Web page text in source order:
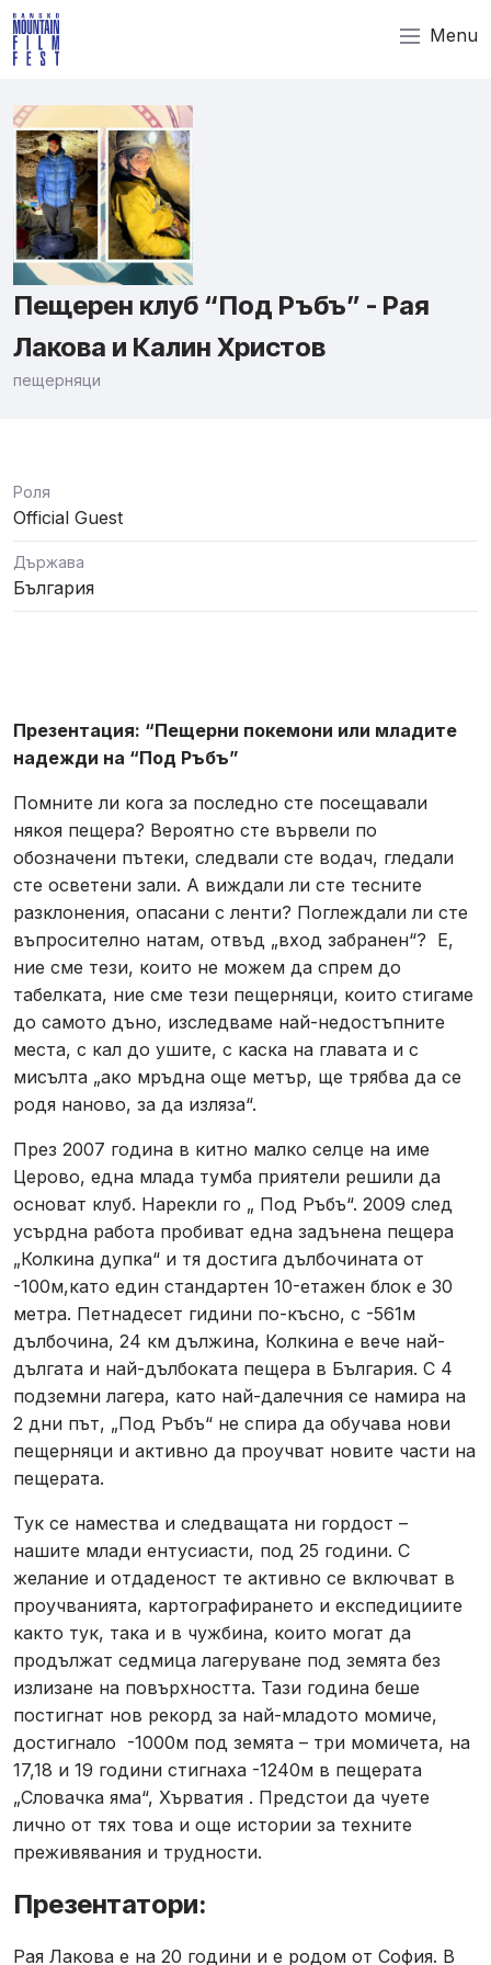
Menu
Пещерен клуб “Под Ръбъ” - Рая
Лакова и Калин Христов
пещерняци
Роля
Official Guest
Държава
България
Презентация: “Пещерни покемони или младите
надежди на “Под Ръбъ”
Помните ли кога за последно сте посещавали
някоя пещера? Вероятно сте вървели по
обозначени пътеки, следвали сте водач, гледали
сте осветени зали. А виждали ли сте тесните
разклонения, опасани с ленти? Поглеждали ли сте
въпросително натам, отвъд „вход забранен“? Е,
ние сме тези, които не можем да спрем до
табелката, ние сме тези пещерняци, които стигаме
до самото дъно, изследваме най-недостъпните
места, с кал до ушите, с каска на главата и с
мисълта „ако мръдна още метър, ще трябва да се
родя наново, за да изляза“.
През 2007 година в китно малко селце на име
Церово, една млада тумба приятели решили да
основат клуб. Нарекли го „ Под Ръбъ“. 2009 след
усърдна работа пробиват една задънена пещера
„Колкина дупка“ и тя достига дълбочината от
-100м,като един стандартен 10-етажен блок е 30
метра. Петнадесет гидини по-късно, с -561м
дълбочина, 24 км дължина, Колкина е вече най-
дългата и най-дълбоката пещера в България. С 4
подземни лагера, като най-далечния се намира на
2 дни път, „Под Ръбъ“ не спира да обучава нови
пещерняци и активно да проучват новите части на
пещерата.
Тук се намества и следващата ни гордост –
нашите млади ентусиасти, под 25 години. С
желание и отдаденост те активно се включват в
проучванията, картографирането и експедициите
както тук, така и в чужбина, които могат да
продължат седмица лагеруване под земята без
излизане на повърхността. Тази година беше
постигнат нов рекорд за най-младото момиче,
достигнало -1000м под земята – три момичета, на
17,18 и 19 години стигнаха -1240м в пещерата
„Словачка яма“, Хърватия . Предстои да чуете
лично от тях това и още истории за техните
преживявания и трудности.
Презентатори:
Рая Лакова е на 20 години и е родом от София. В